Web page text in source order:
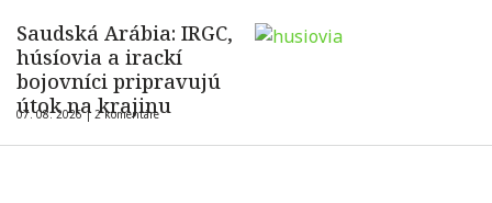
Saudská Arábia: IRGC,
húsíovia a irackí
bojovníci pripravujú
útok na krajinu
07. 08. 2026 |2 komentáre